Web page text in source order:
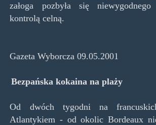
załoga pozbyła się
kontrolą celną.
Gazeta Wyborcza 09.05.2001
Bezpańska kokaina na plaży
Od dwóch tygodni na
Atlantykiem - od okolic Bordeaux